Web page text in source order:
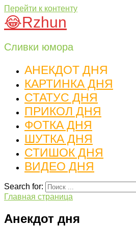
Перейти к контенту
😂Rzhun
Сливки юмора
АНЕКДОТ ДНЯ
КАРТИНКА ДНЯ
СТАТУС ДНЯ
ПРИКОЛ ДНЯ
ФОТКА ДНЯ
ШУТКА ДНЯ
СТИШОК ДНЯ
ВИДЕО ДНЯ
Search for:
Главная страница
Анекдот дня